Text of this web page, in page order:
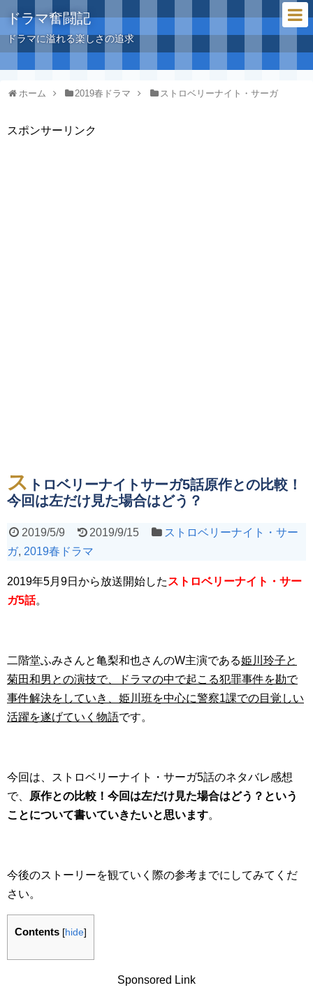
ドラマ奮闘記
ドラマに溢れる楽しさの追求
ホーム 2019春ドラマ ストロベリーナイト・サーガ
スポンサーリンク
ス トロベリーナイトサーガ5話原作との比較！
今回は左だけ見た場合はどう？
2019/5/9 2019/9/15
ストロベリーナイト・サー
ガ, 2019春ドラマ
2019年5月9日から放送開始した ストロベリーナイト・サー
ガ5話。
二階堂ふみさんと亀梨和也さんのW主演である姫川玲子と
菊田和男との演技で、ドラマの中で起こる犯罪事件を勘で
事件解決をしていき、姫川班を中心に警察1課での目覚しい
活躍を遂げていく物語です。
今回は、ストロベリーナイト・サーガ5話のネタバレ感想
で、
原作との比較！今回は左だけ見た場合はどう？という
ことについて書いていきたいと思います。
今後のストーリーを観ていく際の参考までにしてみてくだ
さい。
Contents [hide]
Sponsored Link